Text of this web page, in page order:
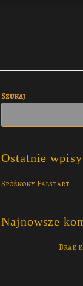
Szukaj
Ostatnie wpisy
Spóźnony Falstart
Najnowsze
Brak